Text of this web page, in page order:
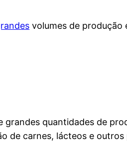
volumes de produção
quantidades de
de carnes, lácteos e